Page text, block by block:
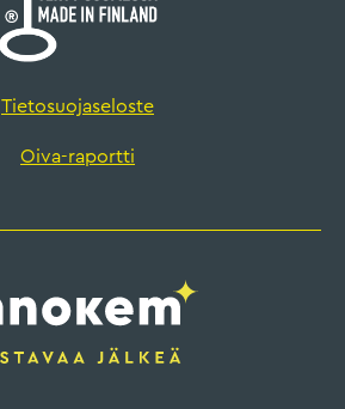
Tietosuojaseloste
Oiva-raportti